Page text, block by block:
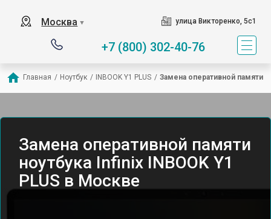
Москва ▼ улица Викторенко, 5с1
+7 (800) 302-40-76
Главная / Ноутбук / INBOOK Y1 PLUS / Замена оперативной памяти
Замена оперативной памяти
ноутбука Infinix INBOOK Y1
PLUS в Москве